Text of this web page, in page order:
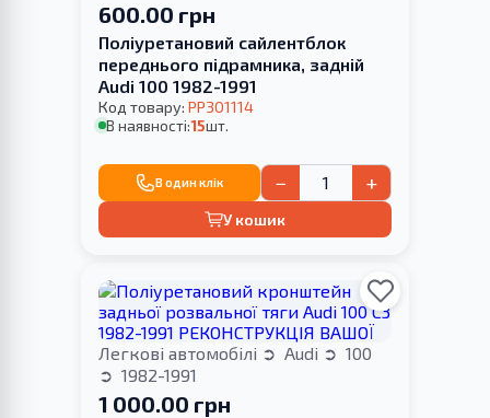
600.00 грн
Поліуретановий сайлентблок
переднього підрамника, задній
Audi 100 1982-1991
Код товару: PP301114
В наявності:15шт.
В один клік − +
У кошик
Легкові автомобілі Audi
100
1982-1991
1 000.00 грн